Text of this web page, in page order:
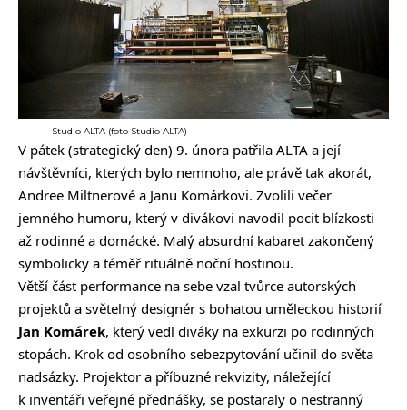
Studio ALTA (foto Studio ALTA)
V pátek (strategický den) 9. února patřila ALTA a její
návštěvníci, kterých bylo nemnoho, ale právě tak akorát,
Andree Miltnerové a Janu Komárkovi. Zvolili večer
jemného humoru, který v divákovi navodil pocit blízkosti
až rodinné a domácké. Malý absurdní kabaret zakončený
symbolicky a téměř rituálně noční hostinou.
Větší část performance na sebe vzal tvůrce autorských
projektů a světelný designér s bohatou uměleckou historií
Jan Komárek, který vedl diváky na exkurzi po rodinných
stopách. Krok od osobního sebezpytování učinil do světa
nadsázky. Projektor a příbuzné rekvizity, náležející
k inventáři veřejné přednášky, se postaraly o nestranný